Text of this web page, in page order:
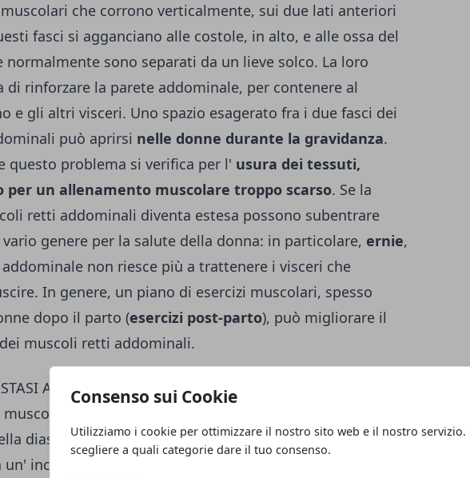
Consenso sui Cookie
Utilizziamo i cookie per ottimizzare il nostro sito web e il nostro servizio.
scegliere a quali categorie dare il tuo consenso.
che corrono verticalmente, sui due lati anteriori
fasci si agganciano alle costole, in alto, e alle ossa del
normalmente sono separati da un lieve solco. La loro
di rinforzare la parete addominale, per contenere al
e gli altri visceri. Uno spazio esagerato fra i due fasci dei
può aprirsi nelle donne durante la gravidanza.
questo problema si verifica per l' usura dei tessuti,
per un allenamento muscolare troppo scarso. Se la
retti addominali diventa estesa possono subentrare
genere per la salute della donna: in particolare, ernie,
non riesce più a trattenere i visceri che
In genere, un piano di esercizi muscolari, spesso
dopo il parto (esercizi post-parto), può migliorare il
muscoli retti addominali.
ADDOMINALE - L' INTERVENTO CHIRURGICO: una
addominali
diastasi dei muscoli retti addominali è chirurgica. In
incisione vicino all' ombelico. In altri casi si pratica